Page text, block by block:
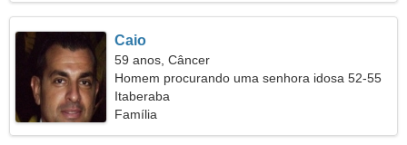
Caio
59 anos, Câncer
Homem procurando uma senhora idosa 52-55
Itaberaba
Família